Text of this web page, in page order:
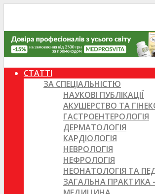
СТАТТІ
ЗА СПЕЦІАЛЬНІСТЮ
НАУКОВІ ПУБЛІКАЦІЇ
АКУШЕРСТВО ТА
ГАСТРОЕНТЕРОЛОГІЯ
ДЕРМАТОЛОГІЯ
КАРДІОЛОГІЯ
НЕВРОЛОГІЯ
НЕФРОЛОГІЯ
НЕОНАТОЛОГІЯ ТА
ЗАГАЛЬНА ПРАКТИКА